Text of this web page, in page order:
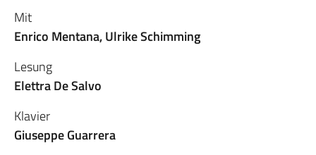
Mit
Enrico Mentana, Ulrike Schimming
Lesung
Elettra De Salvo
Klavier
Giuseppe Guarrera